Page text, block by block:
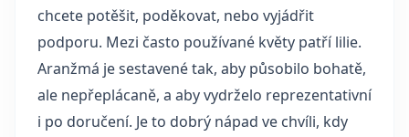
chcete potěšit, poděkovat, nebo vyjádřit
podporu. Mezi často používané květy patří lilie.
Aranžmá je sestavené tak, aby působilo bohatě,
ale nepřeplácaně, a aby vydrželo reprezentativní
i po doručení. Je to dobrý nápad ve chvíli, kdy